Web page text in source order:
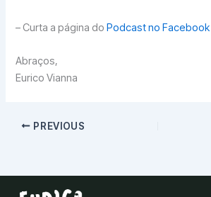
– Curta a página doPodcast no Facebook
Abraços,
Eurico Vianna
PREVIOUS